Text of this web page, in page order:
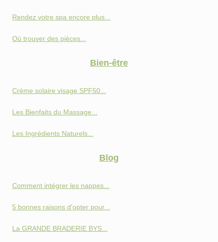
Rendez votre spa encore plus...
Où trouver des pièces...
Bien-être
Crème solaire visage SPF50...
Les Bienfaits du Massage...
Les Ingrédients Naturels...
Blog
Comment intégrer les nappes...
5 bonnes raisons d'opter pour...
La GRANDE BRADERIE BYS...